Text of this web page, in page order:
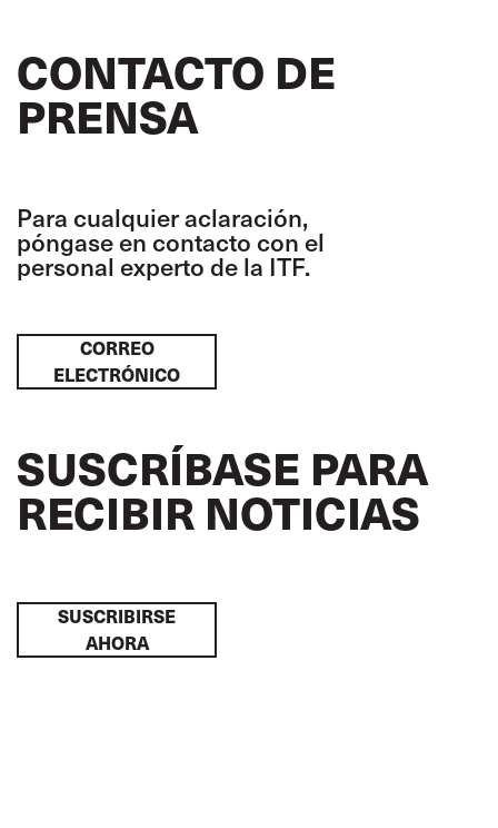
CONTACTO DE
PRENSA
Para cualquier aclaración,
póngase en contacto con el
personal experto de la ITF.
CORREO
ELECTRÓNICO
SUSCRÍBASE PARA
RECIBIR NOTICIAS
SUSCRIBIRSE
AHORA